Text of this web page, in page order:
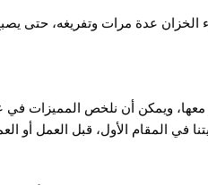
الخزان عدة مرات وتفريغه، حتى
ويمكن أن نلخص المميزات في
في المقام الأول، قبل العمل أو